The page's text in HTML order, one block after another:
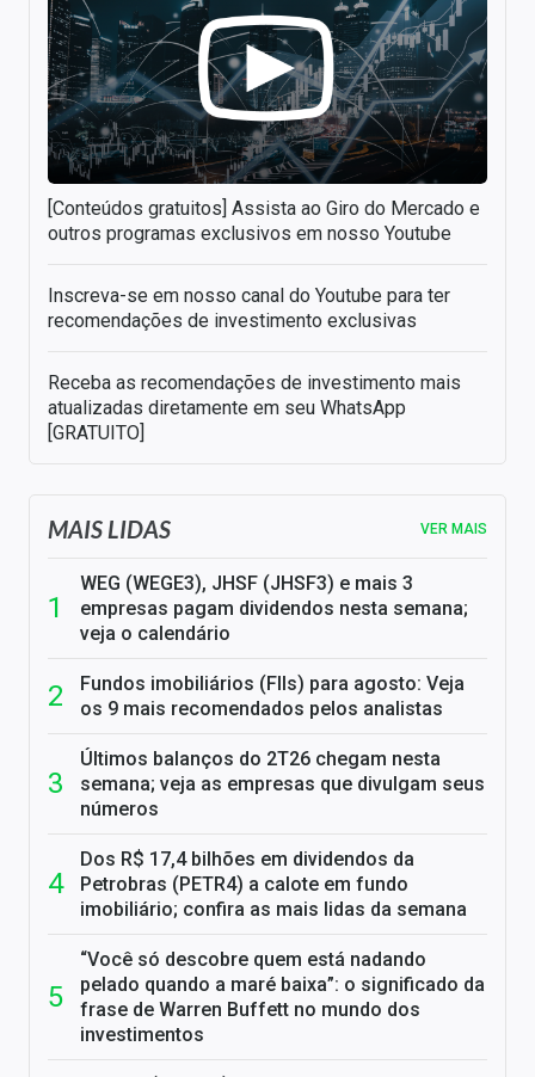
[Conteúdos gratuitos] Assista ao Giro do Mercado e
outros programas exclusivos em nosso Youtube
Inscreva-se em nosso canal do Youtube para ter
recomendações de investimento exclusivas
Receba as recomendações de investimento mais
atualizadas diretamente em seu WhatsApp
[GRATUITO]
MAIS LIDAS VER MAIS
WEG (WEGE3), JHSF (JHSF3) e mais 3
empresas pagam dividendos nesta semana;
veja o calendário
Fundos imobiliários (FIIs) para agosto: Veja
os 9 mais recomendados pelos analistas
Últimos balanços do 2T26 chegam nesta
semana; veja as empresas que divulgam seus
números
Dos R$ 17,4 bilhões em dividendos da
Petrobras (PETR4) a calote em fundo
imobiliário; confira as mais lidas da semana
“Você só descobre quem está nadando
pelado quando a maré baixa”: o significado da
frase de Warren Buffett no mundo dos
investimentos